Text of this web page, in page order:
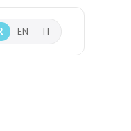
EN IT